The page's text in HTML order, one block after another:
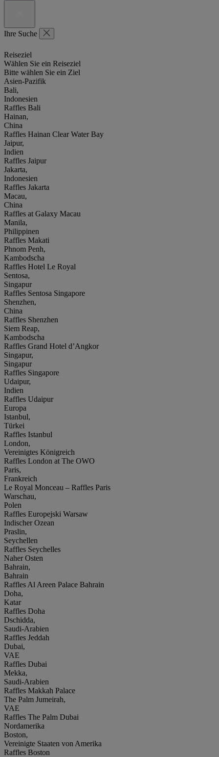
Ihre Suche
Reiseziel
Wählen Sie ein Reiseziel
Bitte wählen Sie ein Ziel
Asien-Pazifik
Bali,
Indonesien
Raffles Bali
Hainan,
China
Raffles Hainan Clear Water Bay
Jaipur,
Indien
Raffles Jaipur
Jakarta,
Indonesien
Raffles Jakarta
Macau,
China
Raffles at Galaxy Macau
Manila,
Philippinen
Raffles Makati
Phnom Penh,
Kambodscha
Raffles Hotel Le Royal
Sentosa,
Singapur
Raffles Sentosa Singapore
Shenzhen,
China
Raffles Shenzhen
Siem Reap,
Kambodscha
Raffles Grand Hotel d’Angkor
Singapur,
Singapur
Raffles Singapore
Udaipur,
Indien
Raffles Udaipur
Europa
Istanbul,
Türkei
Raffles Istanbul
London,
Vereinigtes Königreich
Raffles London at The OWO
Paris,
Frankreich
Le Royal Monceau – Raffles Paris
Warschau,
Polen
Raffles Europejski Warsaw
Indischer Ozean
Praslin,
Seychellen
Raffles Seychelles
Naher Osten
Bahrain,
Bahrain
Raffles Al Areen Palace Bahrain
Doha,
Katar
Raffles Doha
Dschidda,
Saudi-Arabien
Raffles Jeddah
Dubai,
VAE
Raffles Dubai
Mekka,
Saudi-Arabien
Raffles Makkah Palace
The Palm Jumeirah,
VAE
Raffles The Palm Dubai
Nordamerika
Boston,
Vereinigte Staaten von Amerika
Raffles Boston